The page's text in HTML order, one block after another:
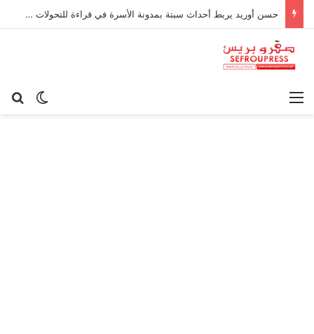
حسن أوريد يربط أحداث سبتة بمدونة الأسرة في قراءة للتحولات الاجتماعية
الوضع القائمة